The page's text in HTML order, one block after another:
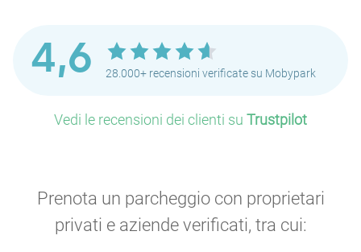
4,6 28.000+ recensioni verificate su Mobypark
Vedi le recensioni dei clienti su Trustpilot
Prenota un parcheggio con proprietari
privati e aziende verificati, tra cui: